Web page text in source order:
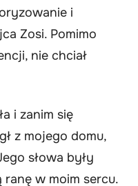
i
Zosi. Pomimo
nie chciał
i zanim się
z mojego domu,
słowa były
ranę w moim sercu.